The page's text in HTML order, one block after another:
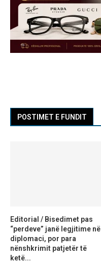
POSTIMET E FUNDIT
Editorial / Bisedimet pas
“perdeve” janë legjitime në
diplomaci, por para
nënshkrimit patjetër të
ketë...